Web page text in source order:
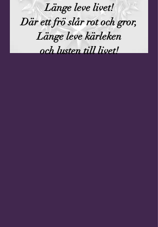
Länge leve livet!
Där ett frö slår rot och gror,
Länge leve kärleken
och lusten till livet!